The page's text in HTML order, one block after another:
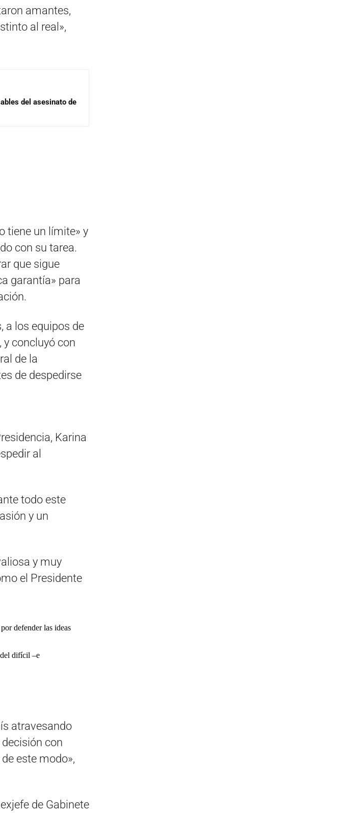
amantes,
al real»,
del asesinato de
tiene un límite» y
con su tarea.
que sigue
garantía» para
a los equipos de
concluyó con
de la
de despedirse
Karina
al
todo este
y un
y muy
el Presidente
defender las ideas
difícil –e
atravesando
con
este modo»,
de Gabinete